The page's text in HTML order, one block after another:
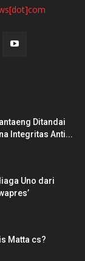
Ditandai
Integritas Anti...
Uno dari
Matta cs?